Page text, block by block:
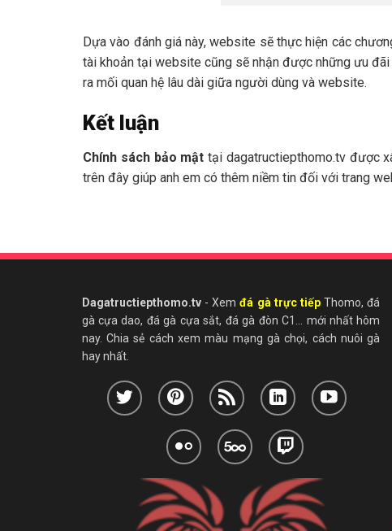
Dựa vào đánh giá này, website sẽ thực hiện các
tài khoản tại website cũng sẽ nhận được những ưu
ra mối quan hệ lâu dài giữa người dùng và website.
Kết luận
Chính sách bảo mậttại dagatructiepthomo.tv được
trên đây giúp anh em có thêm niềm tin đối với trang
Dagatructiepthomo.tv- Xemđá gà trực tiếpThomo, đá
gà cựa dao, đá gà cựa sắt, đá gà đòn C1... mới nhất hôm
nay. Chia sẻ cách xem màu mạng gà chọi, cách nuôi gà
hay nhất.